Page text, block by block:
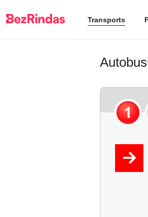
Transports